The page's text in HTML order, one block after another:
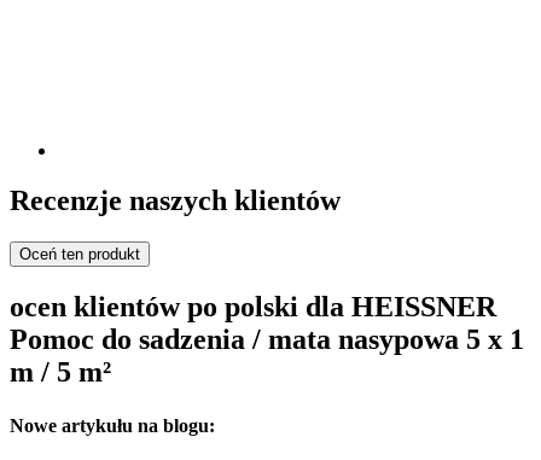
Recenzje naszych klientów
Oceń ten produkt
ocen klientów po polski dla HEISSNER
Pomoc do sadzenia / mata nasypowa 5 x 1
m / 5 m²
Nowe artykułu na blogu: